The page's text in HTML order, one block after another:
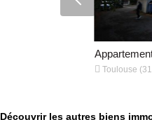
AppartementBiens,
Toulouse (31500)
Découvrir les autres biens